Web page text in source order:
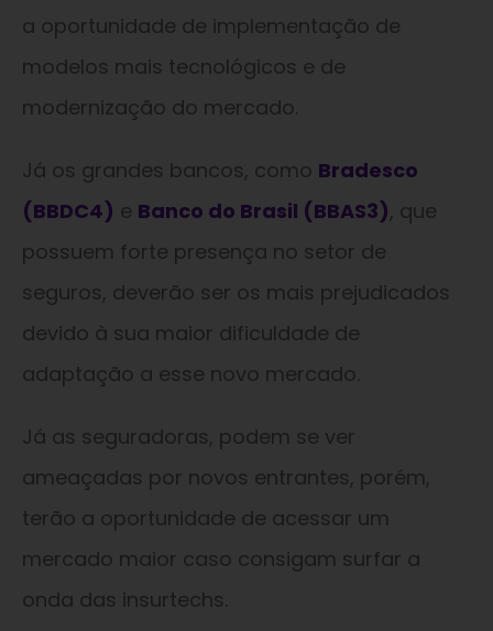
a oportunidade de implementação de
modelos mais tecnológicos e de
modernização do mercado.
Já os grandes bancos, como Bradesco
(BBDC4) e Banco do Brasil (BBAS3), que
possuem forte presença no setor de
seguros, deverão ser os mais prejudicados
devido à sua maior dificuldade de
adaptação a esse novo mercado.
Já as seguradoras, podem se ver
ameaçadas por novos entrantes, porém,
terão a oportunidade de acessar um
mercado maior caso consigam surfar a
onda das insurtechs.